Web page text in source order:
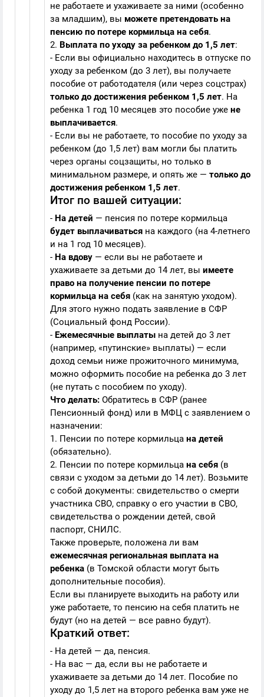
не работаете и ухаживаете за ними (особенно
за младшим), вы можете претендовать на
пенсию по потере кормильца на себя.
2. Выплата по уходу за ребенком до 1,5 лет:
- Если вы официально находитесь в отпуске по
уходу за ребенком (до 3 лет), вы получаете
пособие от работодателя (или через соцстрах)
только до достижения ребенком 1,5 лет. На
ребенка 1 год 10 месяцев это пособие уже не
выплачивается.
- Если вы не работаете, то пособие по уходу за
ребенком (до 1,5 лет) вам могли бы платить
через органы соцзащиты, но только в
минимальном размере, и опять же — только до
достижения ребенком 1,5 лет.
Итог по вашей ситуации:
- На детей — пенсия по потере кормильца
будет выплачиваться на каждого (на 4-летнего
и на 1 год 10 месяцев).
- На вдову — если вы не работаете и
ухаживаете за детьми до 14 лет, вы имеете
право на получение пенсии по потере
кормильца на себя (как на занятую уходом).
Для этого нужно подать заявление в СФР
(Социальный фонд России).
- Ежемесячные выплаты на детей до 3 лет
(например, «путинские» выплаты) — если
доход семьи ниже прожиточного минимума,
можно оформить пособие на ребенка до 3 лет
(не путать с пособием по уходу).
Что делать: Обратитесь в СФР (ранее
Пенсионный фонд) или в МФЦ с заявлением о
назначении:
1. Пенсии по потере кормильца на детей
(обязательно).
2. Пенсии по потере кормильца на себя (в
связи с уходом за детьми до 14 лет). Возьмите
с собой документы: свидетельство о смерти
участника СВО, справку о его участии в СВО,
свидетельства о рождении детей, свой
паспорт, СНИЛС.
Также проверьте, положена ли вам
ежемесячная региональная выплата на
ребенка (в Томской области могут быть
дополнительные пособия).
Если вы планируете выходить на работу или
уже работаете, то пенсию на себя платить не
будут (но на детей — все равно будут).
Краткий ответ:
- На детей — да, пенсия.
- На вас — да, если вы не работаете и
ухаживаете за детьми до 14 лет. Пособие по
уходу до 1,5 лет на второго ребенка вам уже не